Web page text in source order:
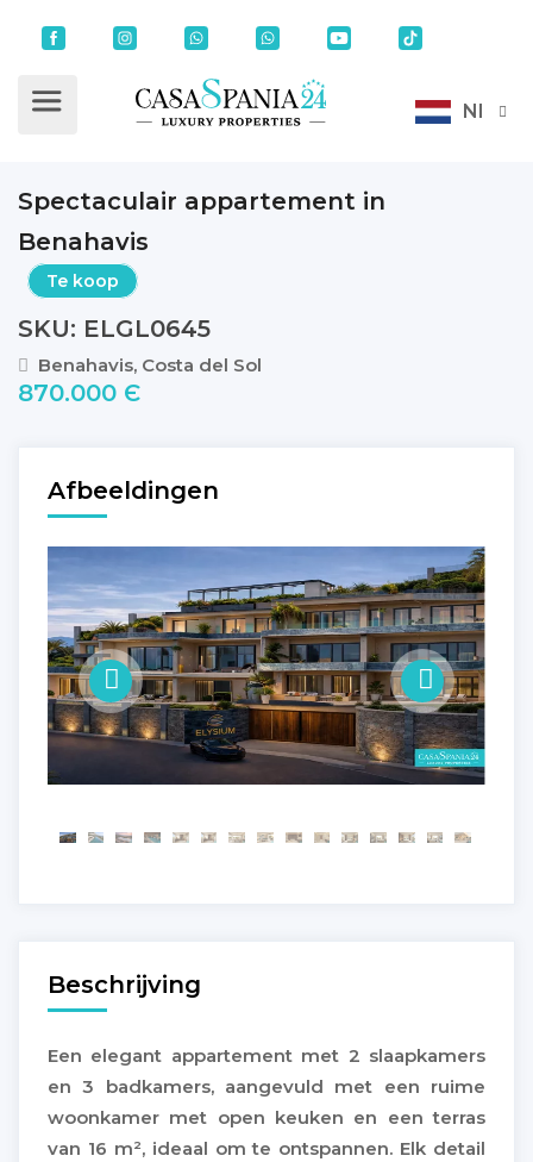
Nl
Spectaculair appartement in
Benahavis
Te koop
SKU: ELGL0645
Benahavis, Costa del Sol
870.000 Є
Afbeeldingen
Beschrijving
Een elegant appartement met 2 slaapkamers
en 3 badkamers, aangevuld met een ruime
woonkamer met open keuken en een terras
van 16 m², ideaal om te ontspannen. Elk detail